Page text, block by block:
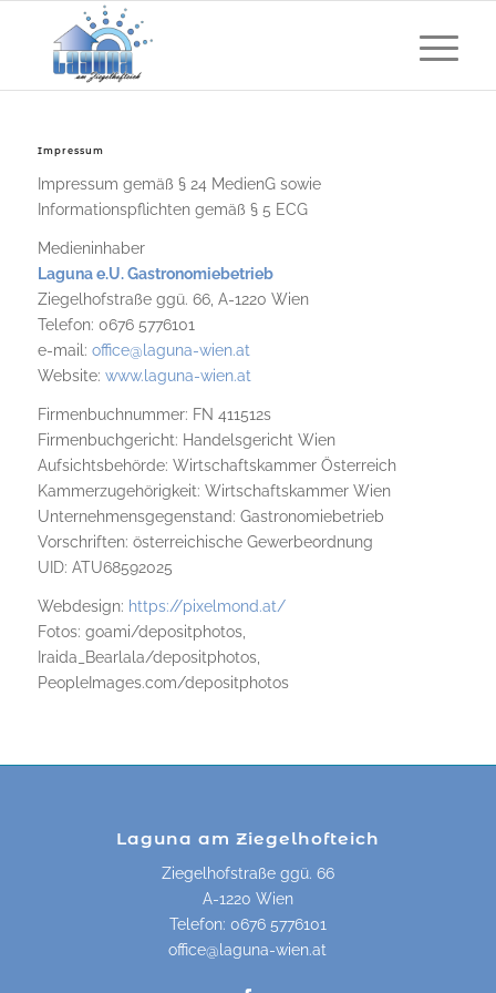
Impressum
Impressum gemäß § 24 MedienG sowie
Informationspflichten gemäß § 5 ECG
Medieninhaber
Laguna e.U. Gastronomiebetrieb
Ziegelhofstraße ggü. 66, A-1220 Wien
Telefon: 0676 5776101
e-mail: office@laguna-wien.at
Website: www.laguna-wien.at
Firmenbuchnummer: FN 411512s
Firmenbuchgericht: Handelsgericht Wien
Aufsichtsbehörde: Wirtschaftskammer Österreich
Kammerzugehörigkeit: Wirtschaftskammer Wien
Unternehmensgegenstand: Gastronomiebetrieb
Vorschriften: österreichische Gewerbeordnung
UID: ATU68592025
Webdesign: https://pixelmond.at/
Fotos: goami/depositphotos,
Iraida_Bearlala/depositphotos,
PeopleImages.com/depositphotos
Laguna am Ziegelhofteich
Ziegelhofstraße ggü. 66
A-1220 Wien
Telefon: 0676 5776101
office@laguna-wien.at